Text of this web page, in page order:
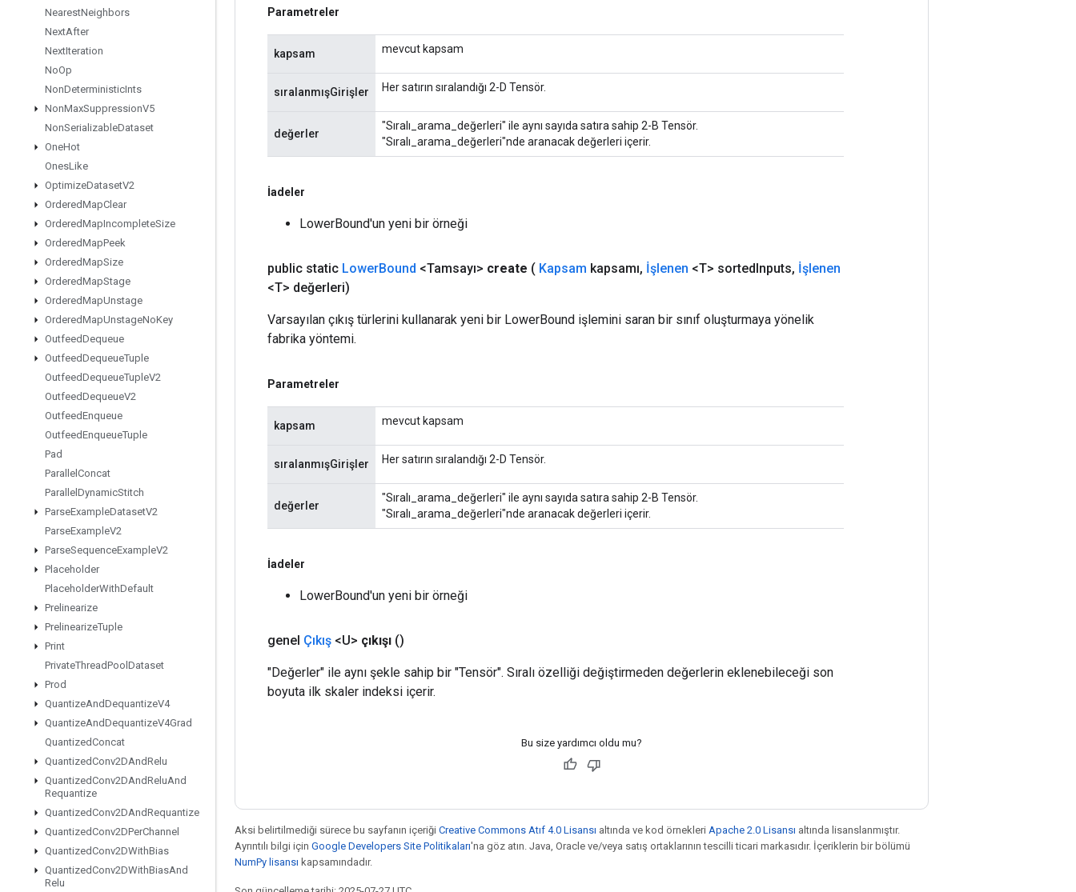
NearestNeighbors
NextAfter
NextIteration
NoOp
NonDeterministicInts
NonMaxSuppressionV5
NonSerializableDataset
OneHot
OnesLike
OptimizeDatasetV2
OrderedMapClear
OrderedMapIncompleteSize
OrderedMapPeek
OrderedMapSize
OrderedMapStage
OrderedMapUnstage
OrderedMapUnstageNoKey
OutfeedDequeue
OutfeedDequeueTuple
OutfeedDequeueTupleV2
OutfeedDequeueV2
OutfeedEnqueue
OutfeedEnqueueTuple
Pad
Parallel Concat
Parallel DynamicStitch
ParseExampleDatasetV2
ParseExampleV2
ParseSequenceExampleV2
Placeholder
PlaceholderWithDefault
Prelinearize
PrelinearizeTuple
Print
PrivateThreadPool Dataset
Prod
QuantizeAndDequantizeV4
QuantizeAndDequantizeV4Grad
QuantizedConcat
QuantizedConv2DAndRelu
QuantizedConv2DAndReluAnd
Requantize
QuantizedConv2DAndRequantize
QuantizedConv2DPerChannel
QuantizedConv2DWithBias
QuantizedConv2DWithBiasAnd
Relu
Parametreler
kapsam mevcut kapsam
sıralanmışGirişler Her satırın sıralandığı 2-D Tensör.
değerler
"Sıralı_arama_değerleri" ile aynı sayıda satıra sahip 2-B Tensör.
"Sıralı_arama_değerleri"nde aranacak değerleri içerir.
İadeler
LowerBound'un yeni bir örneği
public static LowerBound <Tamsayı> create ( Kapsam kapsamı, İşlenen <T> sortedInputs, İşlenen
<T> değerleri)
Varsayılan çıkış türlerini kullanarak yeni bir LowerBound işlemini saran bir sınıf oluşturmaya yönelik
fabrika yöntemi.
Parametreler
kapsam mevcut kapsam
sıralanmışGirişler Her satırın sıralandığı 2-D Tensör.
değerler
"Sıralı_arama_değerleri" ile aynı sayıda satıra sahip 2-B Tensör.
"Sıralı_arama_değerleri"nde aranacak değerleri içerir.
İadeler
LowerBound'un yeni bir örneği
genel Çıkış <U> çıkışı ()
"Değerler" ile aynı şekle sahip bir "Tensör". Sıralı özelliği değiştirmeden değerlerin eklenebileceği son
boyuta ilk skaler indeksi içerir.
Bu size yardımcı oldu mu?
Aksi belirtilmediği sürece bu sayfanın içeriği Creative Commons Atıf 4.0 Lisansı altında ve kod örnekleri Apache 2.0 Lisansı altında lisanslanmıştır.
Ayrıntılı bilgi için Google Developers Site Politikaları'na göz atın. Java, Oracle ve/veya satış ortaklarının tescilli ticari markasıdır. İçeriklerin bir bölümü
NumPy lisansı kapsamındadır.